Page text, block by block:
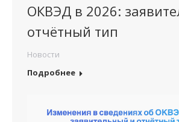
ОКВЭД в 2026:
отчётный тип
Новости
Подробнее